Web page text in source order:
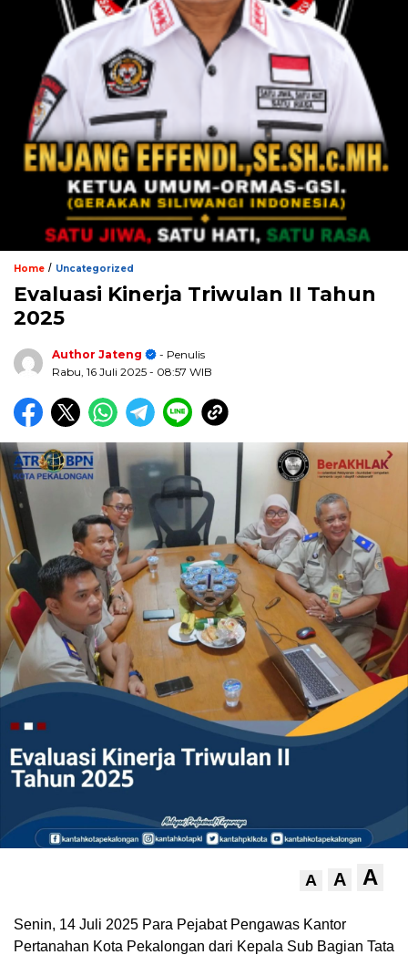
Home / Uncategorized
Evaluasi Kinerja Triwulan II Tahun
2025
Author Jateng
- Penulis
Rabu, 16 Juli 2025 - 08:57 WIB
A A A
Senin, 14 Juli 2025 Para Pejabat Pengawas Kantor
Pertanahan Kota Pekalongan dari Kepala Sub Bagian Tata